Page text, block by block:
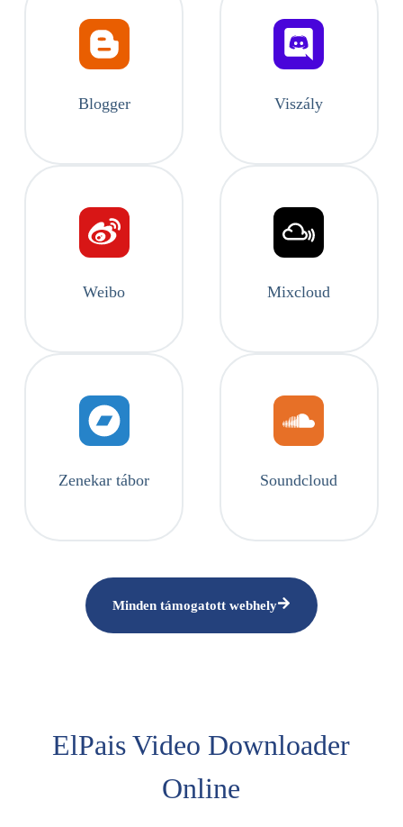
Blogger Viszály
Weibo Mixcloud
Zenekar tábor Soundcloud
Minden támogatott webhely
ElPais Video Downloader
Online